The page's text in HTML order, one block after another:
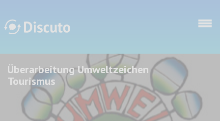
Discuto
Discuto
Überarbeitung Umweltzeichen
Tourismus